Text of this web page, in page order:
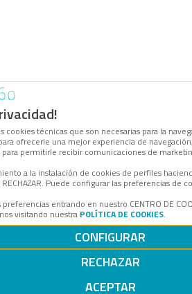
cookies técnicas que son necesarias para la
ofrecerle una mejor experiencia de
para permitirle recibir comunicaciones de
a la instalación de cookies de perfiles
Puede configurar las preferencias de
entrando en nuestro CENTRO DE
visitando nuestra POLÍTICA DE COOKIES.
CONFIGURAR
RECHAZAR
ACEPTAR